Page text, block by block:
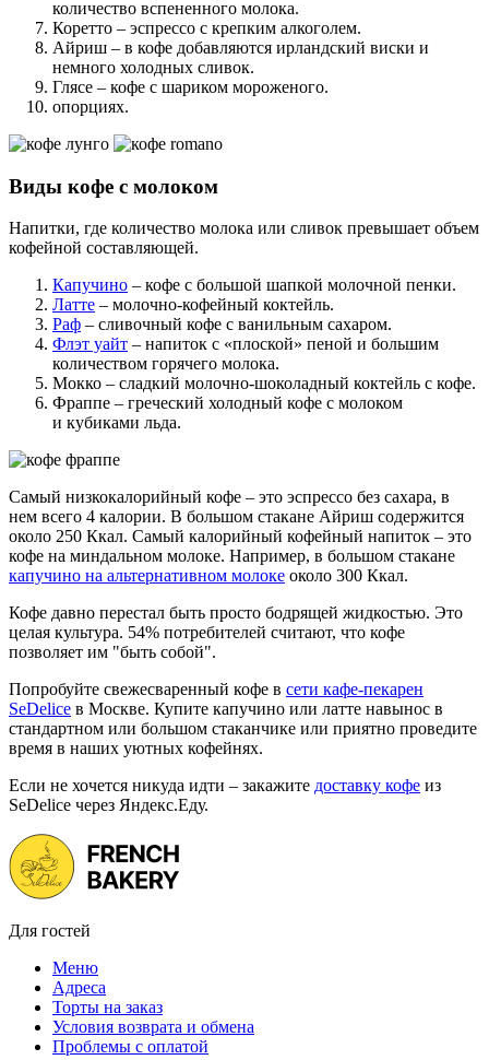
количество вспененного молока.
Коретто – эспрессо с крепким алкоголем.
Айриш – в кофе добавляются ирландский виски и
немного холодных сливок.
Глясе – кофе с шариком мороженого.
опорциях.
Виды кофе с молоком
Напитки, где количество молока или сливок превышает объем
кофейной составляющей.
Капучино – кофе с большой шапкой молочной пенки.
Латте – молочно-кофейный коктейль.
Раф – сливочный кофе с ванильным сахаром.
Флэт уайт – напиток с «плоской» пеной и большим
количеством горячего молока.
Мокко – сладкий молочно-шоколадный коктейль с кофе.
Фраппе – греческий холодный кофе с молоком
и кубиками льда.
Самый низкокалорийный кофе – это эспрессо без сахара, в
нем всего 4 калории. В большом стакане Айриш содержится
около 250 Ккал. Самый калорийный кофейный напиток – это
кофе на миндальном молоке. Например, в большом стакане
капучино на альтернативном молоке около 300 Ккал.
Кофе давно перестал быть просто бодрящей жидкостью. Это
целая культура. 54% потребителей считают, что кофе
позволяет им "быть собой".
Попробуйте свежесваренный кофе в сети кафе-пекарен
SeDelice в Москве. Купите капучино или латте навынос в
стандартном или большом стаканчике или приятно проведите
время в наших уютных кофейнях.
Если не хочется никуда идти – закажите доставку кофе из
SeDelice через Яндекс.Еду.
Для гостей
Меню
Адреса
Торты на заказ
Условия возврата и обмена
Проблемы с оплатой